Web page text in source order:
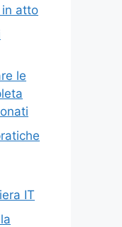
in atto
le
IT